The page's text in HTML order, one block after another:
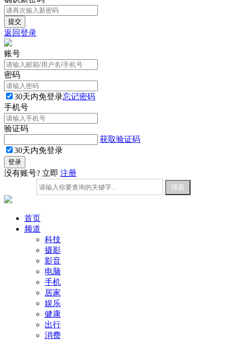
返回登录
账号
密码
30天内免登录忘记密码
手机号
验证码
获取验证码
30天内免登录
没有账号? 立即 注册
首页
频道
科技
摄影
影音
电脑
手机
居家
娱乐
健康
出行
消费